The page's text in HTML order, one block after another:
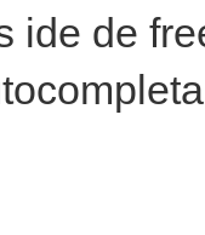
ide de